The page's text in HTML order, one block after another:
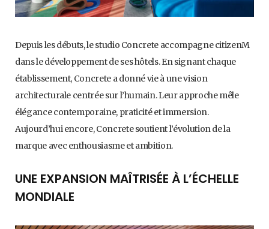
Depuis les débuts, le studio Concrete accompagne citizenM
dans le développement de ses hôtels. En signant chaque
établissement, Concrete a donné vie à une vision
architecturale centrée sur l’humain. Leur approche mêle
élégance contemporaine, praticité et immersion.
Aujourd’hui encore, Concrete soutient l’évolution de la
marque avec enthousiasme et ambition.
UNE EXPANSION MAÎTRISÉE À L’ÉCHELLE
MONDIALE